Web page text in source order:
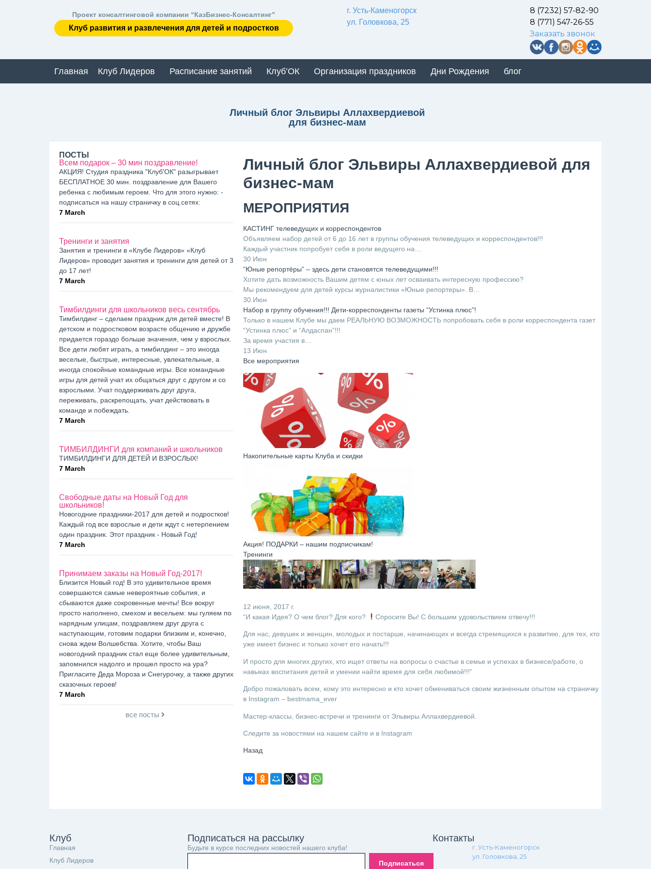
Проект консалтинговой компании “КазБизнес-Консалтинг”
Клуб развития и развлечения для детей и подростков
г. Усть-Каменогорск
ул. Головкова, 25
8 (7232) 57-82-90
8 (771) 547-26-55
Заказать звонок
Главная Клуб Лидеров Расписание занятий Клуб’ОК Организация праздников Дни Рождения блог
Личный блог Эльвиры Аллахвердиевой
для бизнес-мам
ПОСТЫ
Всем подарок – 30 мин поздравление!
АКЦИЯ! Студия праздника "Клуб'ОК" разыгрывает
БЕСПЛАТНОЕ 30 мин. поздравление для Вашего
ребенка с любимым героем. Что для этого нужно: -
подписаться на нашу страничку в соц.сетях:
7 March
Тренинги и занятия
Занятия и тренинги в «Клубе Лидеров» «Клуб
Лидеров» проводит занятия и тренинги для детей от 3
до 17 лет!
7 March
Тимбилдинги для школьников весь сентябрь
Тимбилдинг – сделаем праздник для детей вместе! В
детском и подростковом возрасте общению и дружбе
придается гораздо больше значения, чем у взрослых.
Все дети любят играть, а тимбилдинг – это иногда
веселые, быстрые, интересные, увлекательные, а
иногда спокойные командные игры. Все командные
игры для детей учат их общаться друг с другом и со
взрослыми. Учат поддерживать друг друга,
переживать, раскрепощать, учат действовать в
команде и побеждать.
7 March
ТИМБИЛДИНГИ для компаний и школьников
ТИМБИЛДИНГИ ДЛЯ ДЕТЕЙ И ВЗРОСЛЫХ!
7 March
Свободные даты на Новый Год для
школьников!
Новогодние праздники-2017 для детей и подростков!
Каждый год все взрослые и дети ждут с нетерпением
один праздник. Этот праздник - Новый Год!
7 March
Принимаем заказы на Новый Год-2017!
Близится Новый год! В это удивительное время
совершаются самые невероятные события, и
сбываются даже сокровенные мечты! Все вокруг
просто наполнено, смехом и весельем: мы гуляем по
нарядным улицам, поздравляем друг друга с
наступающим, готовим подарки близким и, конечно,
снова ждем Волшебства. Хотите, чтобы Ваш
новогодний праздник стал еще более удивительным,
запомнился надолго и прошел просто на ура?
Пригласите Деда Мороза и Снегурочку, а также других
сказочных героев!
7 March
все посты
Личный блог Эльвиры Аллахвердиевой для
бизнес-мам
МЕРОПРИЯТИЯ
КАСТИНГ телеведущих и корреспондентов
Объявляем набор детей от 6 до 16 лет в группы обучения телеведущих и корреспондентов!!!
Каждый участник попробует себя в роли ведущего на…
30 Июн
“Юные репортёры” – здесь дети становятся телеведущими!!!
Хотите дать возможность Вашим детям с юных лет осваивать интересную профессию?
Мы рекомендуем для детей курсы журналистики «Юные репортеры». В…
30 Июн
Набор в группу обучения!!! Дети-корреспонденты газеты “Устинка плюс”!
Только в нашем Клубе мы даем РЕАЛЬНУЮ ВОЗМОЖНОСТЬ попробовать себя в роли корреспондента газет
“Устинка плюс” и “Алдаспан”!!!
За время участия в…
13 Июн
Все мероприятия
Накопительные карты Клуба и скидки
Акция! ПОДАРКИ – нашим подписчикам!
Тренинги
12 июня, 2017 г.
“И какая Идея? О чем блог? Для кого?
Спросите Вы! С большим удовольствием отвечу!!!
Для нас, девушек и женщин, молодых и постарше, начинающих и всегда стремящихся к развитию, для тех, кто
уже имеет бизнес и только хочет его начать!!!
И просто для многих других, кто ищет ответы на вопросы о счастье в семье и успехах в бизнесе/работе, о
навыках воспитания детей и умении найти время для себя любимой!!!”
Добро пожаловать всем, кому это интересно и кто хочет обмениваться своим жизненным опытом на страничку
в Instagram – bestmama_ever
Мастер-классы, бизнес-встречи и тренинги от Эльвиры Аллахвердиевой.
Cледите за новостями на нашем сайте и в Instagram
Назад
Клуб
Главная
Клуб Лидеров
Подписаться на рассылку
Будьте в курсе последних новостей нашего клуба!
Подписаться
Контакты
г. Усть-Каменогорск
ул. Головкова, 25